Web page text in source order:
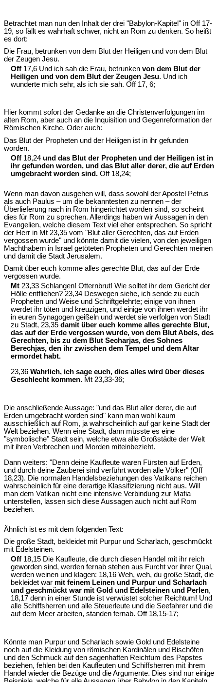
Betrachtet man nun den Inhalt der drei "Babylon-Kapitel" in Off 17-
19, so fällt es wahrhaft schwer, nicht an Rom zu denken. So heißt
es dort:
Die Frau, betrunken von dem Blut der Heiligen und von dem Blut
der Zeugen Jesu.
Off 17,6 Und ich sah die Frau, betrunken von dem Blut der
Heiligen und von dem Blut der Zeugen Jesu. Und ich
wunderte mich sehr, als ich sie sah. Off 17, 6;
Hier kommt sofort der Gedanke an die Christenverfolgungen im
alten Rom, aber auch an die Inquisition und Gegenreformation der
Römischen Kirche. Oder auch:
Das Blut der Propheten und der Heiligen ist in ihr gefunden
worden.
Off 18,24 und das Blut der Propheten und der Heiligen ist in
ihr gefunden worden, und das Blut aller derer, die auf Erden
umgebracht worden sind. Off 18,24;
Wenn man davon ausgehen will, dass sowohl der Apostel Petrus
als auch Paulus – um die bekanntesten zu nennen – der
Überlieferung nach in Rom hingerichtet worden sind, so scheint
dies für Rom zu sprechen. Allerdings haben wir Aussagen in den
Evangelien, welche diesem Text viel eher entsprechen. So spricht
der Herr in Mt 23,35 vom "Blut aller Gerechten, das auf Erden
vergossen wurde" und könnte damit die vielen, von den jeweiligen
Machthabern in Israel getöteten Propheten und Gerechten meinen
und damit die Stadt Jerusalem.
Damit über euch komme alles gerechte Blut, das auf der Erde
vergossen wurde.
Mt 23,33 Schlangen! Otternbrut! Wie solltet ihr dem Gericht der
Hölle entfliehen? 23,34 Deswegen siehe, ich sende zu euch
Propheten und Weise und Schriftgelehrte; einige von ihnen
werdet ihr töten und kreuzigen, und einige von ihnen werdet ihr
in euren Synagogen geißeln und werdet sie verfolgen von Stadt
zu Stadt, 23,35 damit über euch komme alles gerechte Blut,
das auf der Erde vergossen wurde, von dem Blut Abels, des
Gerechten, bis zu dem Blut Secharjas, des Sohnes
Berechjas, den ihr zwischen dem Tempel und dem Altar
ermordet habt.
23,36 Wahrlich, ich sage euch, dies alles wird über dieses
Geschlecht kommen. Mt 23,33-36;
Die anschließende Aussage: "und das Blut aller derer, die auf
Erden umgebracht worden sind" kann man wohl kaum
ausschließlich auf Rom, ja wahrscheinlich auf gar keine Stadt der
Welt beziehen. Wenn eine Stadt, dann müsste es eine
"symbolische" Stadt sein, welche etwa alle Großstädte der Welt
mit ihren Verbrechen und Morden miteinbezieht.
Dann weiters: "Denn deine Kaufleute waren Fürsten auf Erden,
und durch deine Zauberei sind verführt worden alle Völker" (Off
18,23). Die normalen Handelsbeziehungen des Vatikans reichen
wahrscheinlich für eine derartige Klassifizierung nicht aus. Will
man dem Vatikan nicht eine intensive Verbindung zur Mafia
unterstellen, lassen sich diese Aussagen auch nicht auf Rom
beziehen.
Ähnlich ist es mit dem folgenden Text:
Die große Stadt, bekleidet mit Purpur und Scharlach, geschmückt
mit Edelsteinen.
Off 18,15 Die Kaufleute, die durch diesen Handel mit ihr reich
geworden sind, werden fernab stehen aus Furcht vor ihrer Qual,
werden weinen und klagen: 18,16 Weh, weh, du große Stadt, die
bekleidet war mit feinem Leinen und Purpur und Scharlach
und geschmückt war mit Gold und Edelsteinen und Perlen,
18,17 denn in einer Stunde ist verwüstet solcher Reichtum! Und
alle Schiffsherren und alle Steuerleute und die Seefahrer und die
auf dem Meer arbeiten, standen fernab. Off 18,15-17;
Könnte man Purpur und Scharlach sowie Gold und Edelsteine
noch auf die Kleidung von römischen Kardinälen und Bischöfen
und den Schmuck auf den sagenhaften Reichtum des Papstes
beziehen, fehlen bei den Kaufleuten und Schiffsherren mit ihrem
Handel wieder die Bezüge und die Argumente. Dies sind nur einige